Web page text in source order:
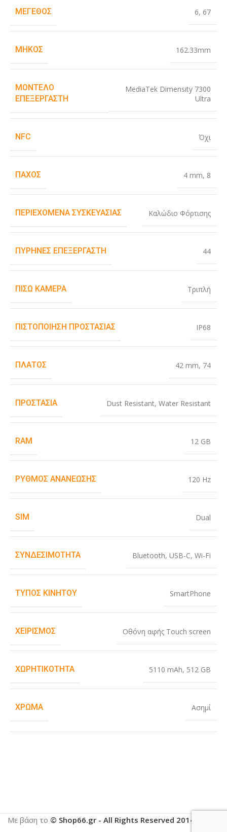
ΜΈΓΕΘΟΣ 6, 67
ΜΉΚΟΣ 162.33mm
ΜΟΝΤΈΛΟ
ΕΠΕΞΕΡΓΑΣΤΉ
MediaTek Dimensity 7300
Ultra
NFC Όχι
ΠΆΧΟΣ 4 mm, 8
ΠΕΡΙΕΧΌΜΕΝΑ ΣΥΣΚΕΥΑΣΊΑΣ Καλώδιο Φόρτισης
ΠΥΡΉΝΕΣ ΕΠΕΞΕΡΓΑΣΤΉ 44
ΠΊΣΩ ΚΆΜΕΡΑ Τριπλή
ΠΙΣΤΟΠΟΊΗΣΗ ΠΡΟΣΤΑΣΊΑΣ IP68
ΠΛΆΤΟΣ 42 mm, 74
ΠΡΟΣΤΑΣΊΑ Dust Resistant, Water Resistant
RAM 12 GB
ΡΥΘΜΌΣ ΑΝΑΝΈΩΣΗΣ 120 Hz
SIM Dual
ΣΥΝΔΕΣΙΜΌΤΗΤΑ Bluetooth, USB-C, Wi-Fi
ΤΎΠΟΣ ΚΙΝΗΤΟΎ SmartPhone
ΧΕΙΡΙΣΜΌΣ Οθόνη αφής Touch screen
ΧΩΡΗΤΙΚΌΤΗΤΑ 5110 mAh, 512 GB
ΧΡΏΜΑ Ασημί
Με βάση το © Shop66.gr - All Rights Reserved 2014-2025